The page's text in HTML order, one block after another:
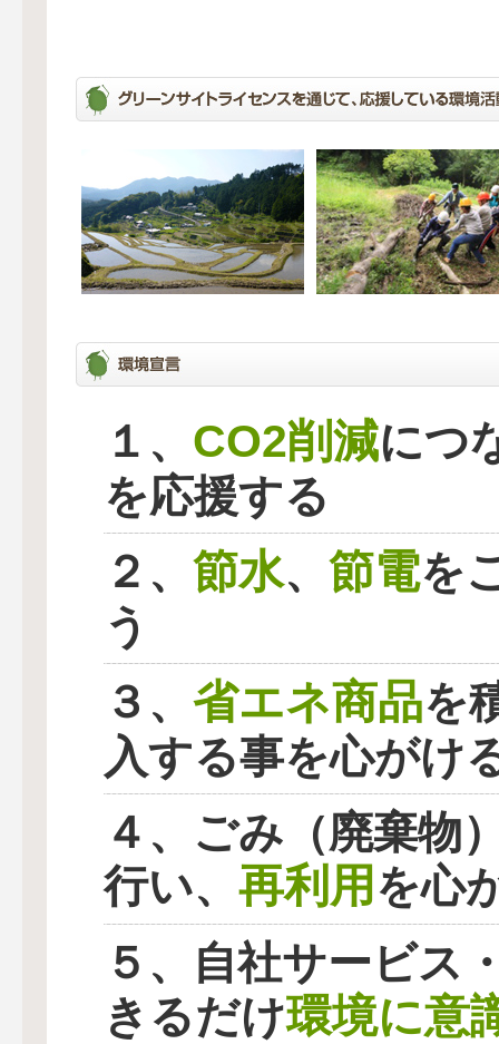
１、 CO2削減につ
を応援する
２、 節水、 節電を
う
３、 省エネ商品を
入する事を心がけ
４、ごみ（廃棄物
行い、 再利用を心
５、自社サービス
きるだけ環境に意